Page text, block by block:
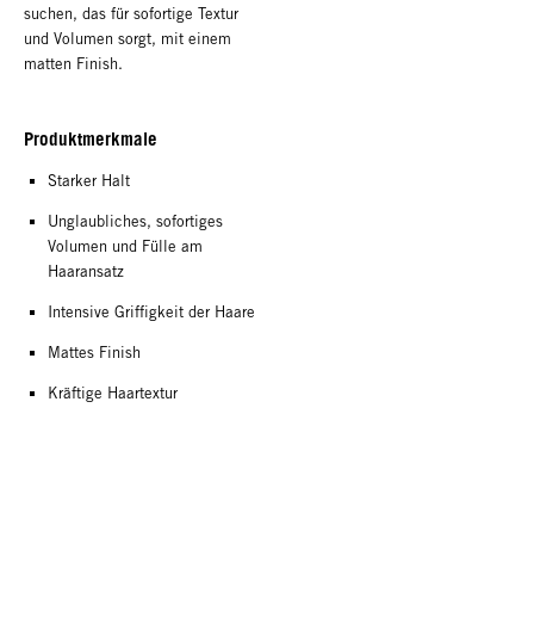
suchen, das für sofortige Textur
und Volumen sorgt, mit einem
matten Finish.
Produktmerkmale
Starker Halt
Unglaubliches, sofortiges
Volumen und Fülle am
Haaransatz
Intensive Griffigkeit der Haare
Mattes Finish
Kräftige Haartextur